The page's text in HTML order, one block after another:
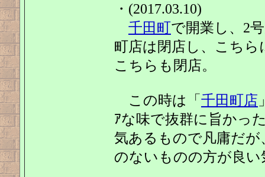
・(2017.03.10)
千田町で開業し、2
町店は閉店し、こち
こちらも閉店。
この時は「 千田町店
ｱな味で抜群に旨かっ
気あるもので凡庸だが
のないものの方が良い